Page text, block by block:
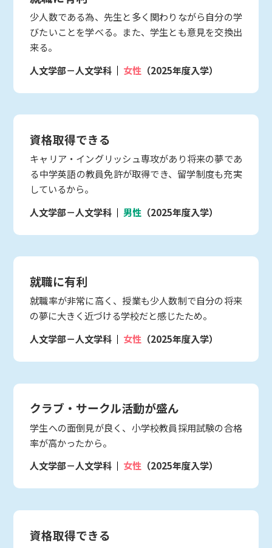
少人数である為、先生と多く関わりながら自分の学
びたいことを学べる。また、学生とも意見を交換出
来る。
人文学部－人文学科
女性 （2025年度入学）
資格取得できる
キャリア・イングリッシュ専攻があり将来の夢であ
る中学英語の教員免許が取得でき、留学制度も充実
しているから。
人文学部－人文学科
男性 （2025年度入学）
就職に有利
就職率が非常に高く、授業も少人数制で自分の将来
の夢に大きく近づける学校だと感じたため。
人文学部－人文学科
女性 （2025年度入学）
クラブ・サークル活動が盛ん
学生への面倒見が良く、小学校教員採用試験の合格
率が高かったから。
人文学部－人文学科
女性 （2025年度入学）
資格取得できる